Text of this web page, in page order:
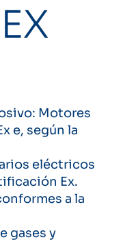
Motores
e, según la
eléctricos
Ex.
a la
gases y